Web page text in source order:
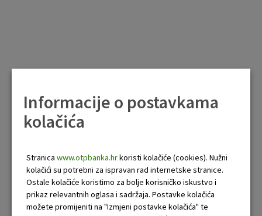
Informacije o postavkama
kolačića
Stranica www.otpbanka.hrkoristi kolačiće (cookies). Nužni
kolačići su potrebni za ispravan rad internetske stranice.
Ostale kolačiće koristimo za bolje korisničko iskustvo i
prikaz relevantnih oglasa i sadržaja. Postavke kolačića
možete promijeniti na "Izmjeni postavke kolačića" te